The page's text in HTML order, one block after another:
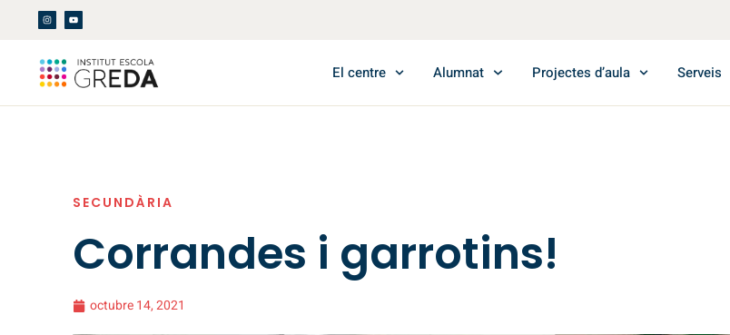
El centre Alumnat Projectes d’aula Serveis
SECUNDÀRIA
Corrandes i garrotins!
octubre 14, 2021